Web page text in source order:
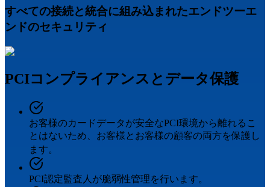
すべての接続と統合に組み込まれたエンドツーエ
ンドのセキュリティ
PCIコンプライアンスとデータ保護
お客様のカードデータが安全なPCI環境から離れるこ
とはないため、お客様とお客様の顧客の両方を保護し
ます。
PCI認定監査人が脆弱性管理を行います。